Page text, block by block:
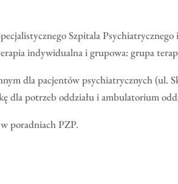
Szpitala
indywidualna i grupowa: grupa
dla pacjentów psychiatrycznych (ul.
dla potrzeb oddziału i ambulatorium
poradniach PZP.